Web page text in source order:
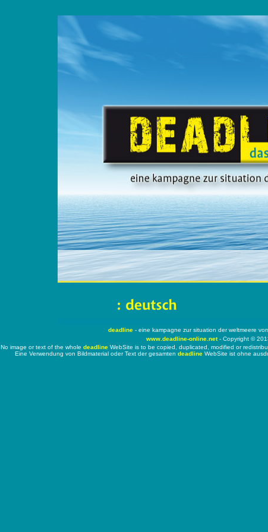
deadline - eine kampagne zur situation der weltmeere
www.deadline-online.net- Copyright ©
No image or text of the whole deadline WebSite is to be copied, duplicated, modified or
Eine Verwendung von Bildmaterial oder Text der gesamten deadlineWebSite ist ohne